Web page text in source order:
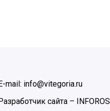
mail: info@vitegoria.ru
сайта – INFOROS